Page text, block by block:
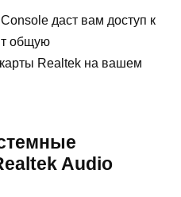
даст вам доступ к
общую
Realtek на вашем
Audio